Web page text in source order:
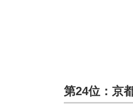
第24位：京